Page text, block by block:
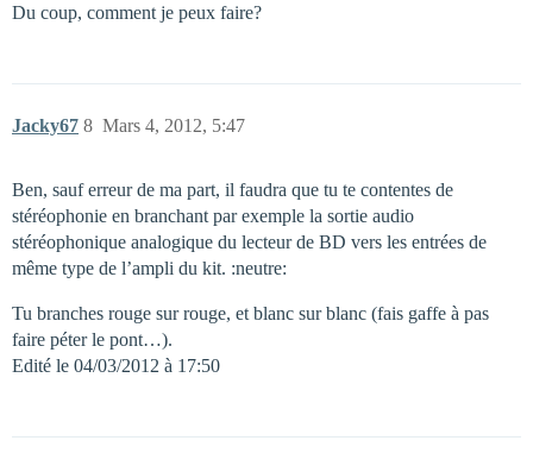
Du coup, comment je peux faire?
Jacky67 Mars 4, 2012, 5:47
8
Ben, sauf erreur de ma part, il faudra que tu te contentes de
stéréophonie en branchant par exemple la sortie audio
stéréophonique analogique du lecteur de BD vers les entrées de
même type de l’ampli du kit. :neutre:
Tu branches rouge sur rouge, et blanc sur blanc (fais gaffe à pas
faire péter le pont…).
Edité le 04/03/2012 à 17:50